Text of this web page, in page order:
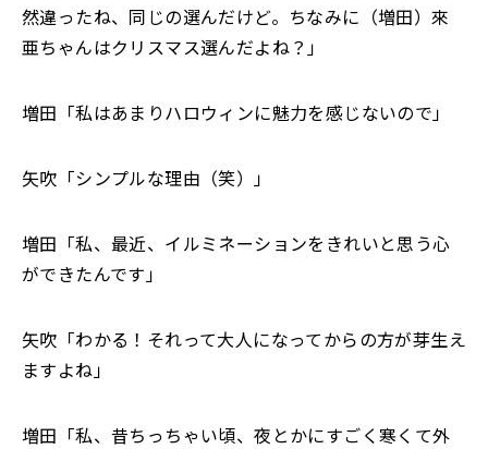
然違ったね、同じの選んだけど。ちなみに（増田）來
亜ちゃんはクリスマス選んだよね？」
増田「私はあまりハロウィンに魅力を感じないので」
矢吹「シンプルな理由（笑）」
増田「私、最近、イルミネーションをきれいと思う心
ができたんです」
矢吹「わかる！それって大人になってからの方が芽生え
ますよね」
増田「私、昔ちっちゃい頃、夜とかにすごく寒くて外